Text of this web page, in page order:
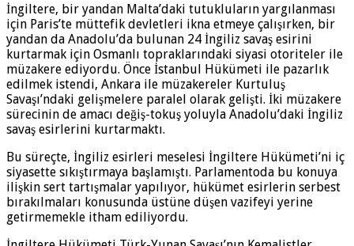
İngiltere, bir yandan Malta’daki tutukluların yargılanması
için Paris’te müttefik devletleri ikna etmeye çalışırken, bir
yandan da Anadolu’da bulunan 24 İngiliz savaş esirini
kurtarmak için Osmanlı topraklarındaki siyasi otoriteler ile
müzakere ediyordu. Önce İstanbul Hükümeti ile pazarlık
edilmek istendi, Ankara ile müzakereler Kurtuluş
Savaşı’ndaki gelişmelere paralel olarak gelişti. İki müzakere
sürecinin de amacı değiş-tokuş yoluyla Anadolu’daki İngiliz
savaş esirlerini kurtarmaktı.
Bu süreçte, İngiliz esirleri meselesi İngiltere Hükümeti’ni iç
siyasette sıkıştırmaya başlamıştı. Parlamentoda bu konuya
ilişkin sert tartışmalar yapılıyor, hükümet esirlerin serbest
bırakılmaları konusunda üstüne düşen vazifeyi yerine
getirmemekle itham ediliyordu.